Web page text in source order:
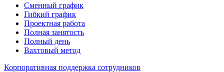
Сменный график
Гибкий график
Проектная работа
Полная занятость
Полный день
Вахтовый метод
Корпоративная поддержка сотрудников